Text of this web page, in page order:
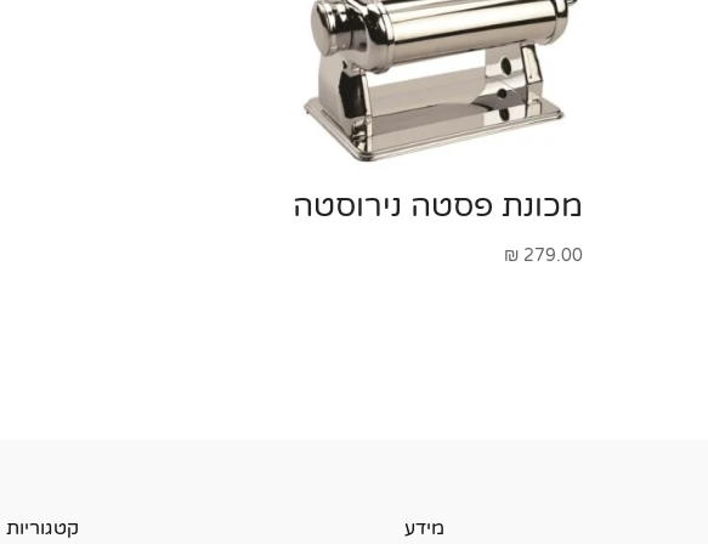
מכונת פסטה נירוסטה
₪279.00
קטגוריות מידע